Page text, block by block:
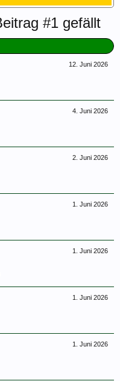
#1 gefällt
12. Juni 2026
4. Juni 2026
2. Juni 2026
1. Juni 2026
1. Juni 2026
1. Juni 2026
1. Juni 2026